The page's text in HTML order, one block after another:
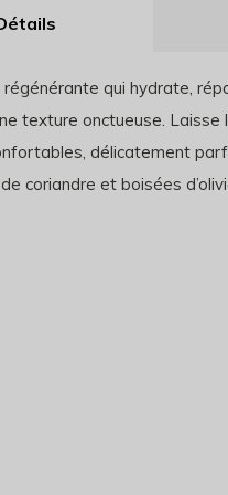
régénérante qui hydrate,
texture onctueuse. Laisse
délicatement
coriandre et boisées